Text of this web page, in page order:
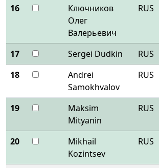
16
Ключников
Олег
Валерьевич
RUS
17 Sergei Dudkin RUS
18
Andrei
Samokhvalov
RUS
19
Maksim
Mityanin
RUS
20
Mikhail
Kozintsev
RUS